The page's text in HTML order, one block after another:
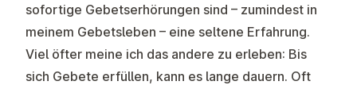
sofortige Gebetserhörungen sind – zumindest in
meinem Gebetsleben – eine seltene Erfahrung.
Viel öfter meine ich das andere zu erleben: Bis
sich Gebete erfüllen, kann es lange dauern. Oft